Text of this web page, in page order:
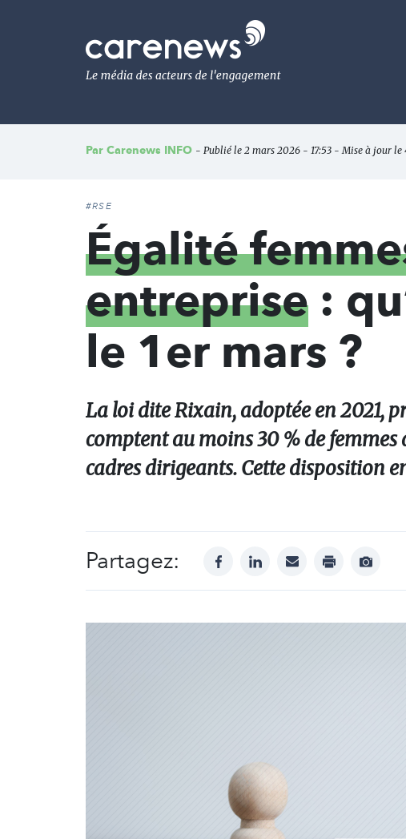
Le
média
de
l'engagement
Par Carenews INFO - Publié le 2 mars 2026 - 17:53 - Mise à jour le
#RSE
Égalité
entreprise :
le 1er mars ?
La loi dite Rixain, adoptée en 2021,
comptent au moins 30 % de
cadres dirigeants. Cette disposition
Partagez: facebooklinkedinmail print
Afficher